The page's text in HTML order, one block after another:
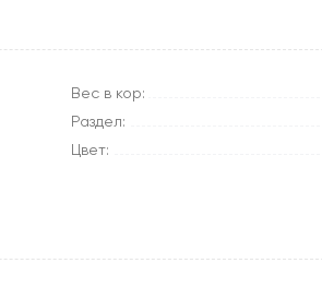
Вес в кор:
Раздел:
Цвет: